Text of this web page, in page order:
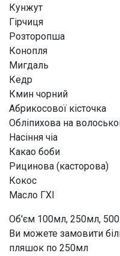
Кунжут
Гірчиця
Розторопша
Конопля
Мигдаль
Кедр
Кмин чорний
Абрикосової кісточка
Обліпихова на
Насіння чіа
Какао боби
Рицинова (касторова)
Кокос
Масло ГХІ
Об'єм 100мл, 250мл,
Ви можете замовити
пляшок по 250мл